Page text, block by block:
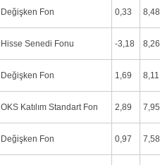
Değişken Fon 0,33 8,48
Hisse Senedi Fonu -3,18 8,26
Değişken Fon 1,69 8,11
OKS Katılım Standart Fon 2,89 7,95
Değişken Fon 0,97 7,58